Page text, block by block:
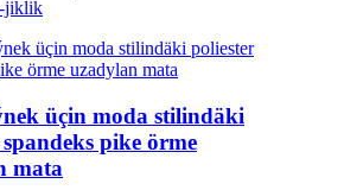
jiklik
üçin moda stilindäki
pike örme
mata